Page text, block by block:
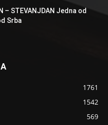
– STEVANJDAN Jedna od
Srba
1761
1542
569